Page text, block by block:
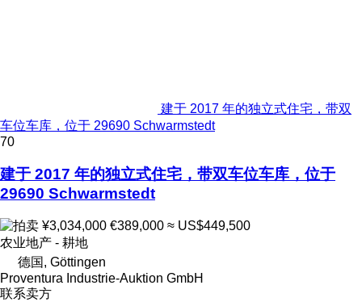
建于 2017 年的独立式住宅，带双
车位车库，位于 29690 Schwarmstedt
70
建于 2017 年的独立式住宅，带双车位车库，位于
29690 Schwarmstedt
¥3,034,000 €389,000 ≈ US$449,500
农业地产 - 耕地
德国, Göttingen
Proventura Industrie-Auktion GmbH
联系卖方